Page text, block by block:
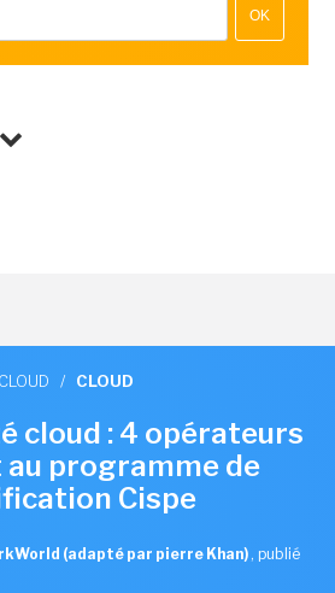
OK
CLOUD / CLOUD
cloud : 4 opérateurs
programme de
Cispe
(adapté par pierre Khan) , publié